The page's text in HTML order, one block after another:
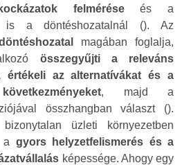
kockázatok felméréseés a
is a döntéshozatalnál (). Az
magában foglalja,
összegyűjti a releváns
értékeli az alternatívákat és a
, majd a
összhangban választ ().
üzleti környezetben
a gyors helyzetfelismerés és a
képessége. Ahogy egy